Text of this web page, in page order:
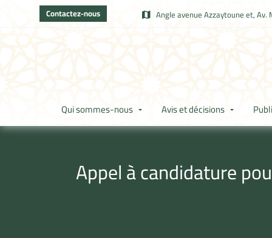
Contactez-nous Angle avenue Azzaytoune et, Av.
Qui sommes-nous Avis et décisions
Appel à candidature